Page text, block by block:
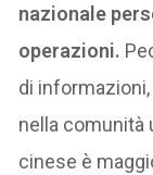
nazionale
operazioni.
di
nella comunità
cinese è